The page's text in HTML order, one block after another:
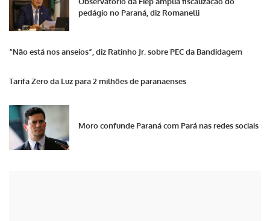
pedágio no Paraná, diz Romanelli
“Não está nos anseios”, diz Ratinho Jr. sobre PEC da Bandidagem
Tarifa Zero da Luz para 2 milhões de paranaenses
Moro confunde Paraná com Pará nas redes sociais